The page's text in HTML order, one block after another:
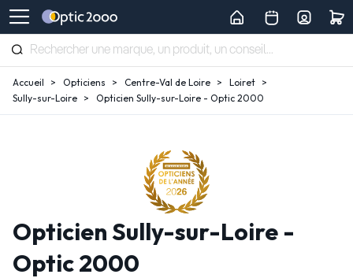
Accueil Opticiens Centre-Val de Loire
Loiret
Sully-sur-Loire
Opticien Sully-sur-Loire - Optic 2000
Opticien Sully-sur-Loire -
Optic 2000